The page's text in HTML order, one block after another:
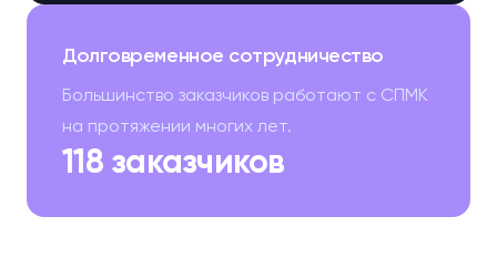
118 заказчиков
Долговременное сотрудничество
Большинство заказчиков работают с СПМК
на протяжении многих лет.